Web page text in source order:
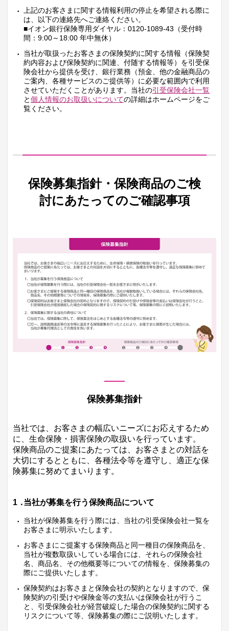
上記のお客さまに関する情報利用の停止を希望される際に
は、以下の連絡先へご連絡ください。
■イオン銀行保険専用ダイヤル：0120-1089-43（受付時
間：9:00～18:00 年中無休）
当社が取扱ったお客さまの保険契約に関する情報（保険契
約内容および保険契約に関連、付随する情報等）を引受保
険会社から提供を受け、銀行業務（預金、他の金融商品の
ご案内、各種サービスのご提供等）に必要な範囲内で利用
させていただくことがあります。当社の引受保険会社一覧
と個人情報のお取扱いについての詳細はホームページをご
覧ください。
保険募集指針・保険商品のご検
討にあたってのご確認事項
保険募集指針
当社では、お客さまの幅広いニーズにお応えするため
に、生命保険・損害保険の取扱いを行っています。
保険商品のご提案にあたっては、お客さまとの対話を
大切にするとともに、各種法令等を遵守し、適正な保
険募集に努めてまいります。
1．当社が募集を行う保険商品について
当社が保険募集を行う際には、当社の引受保険会社一覧を
お客さまに明示いたします。
お客さまにご提案する保険商品と同一種目の保険商品を、
当社が複数取扱いしている場合には、それらの保険会社
名、商品名、その他概要等についての情報を、保険募集の
際にご提供いたします。
保険契約はお客さまと保険会社の契約となりますので、保
険契約の引受けや保険金等の支払いは保険会社が行うこ
と、引受保険会社が経営破綻した場合の保険契約に関する
リスクについて等、保険募集の際にご説明いたします。